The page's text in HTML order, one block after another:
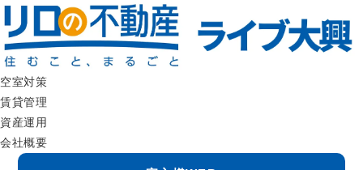
空室対策
賃貸管理
資産運用
会社概要
ハザード
まずは、物件の現状を知るところから。
無料の空室診断・管理相談にて、最適な改善案をご提案します。